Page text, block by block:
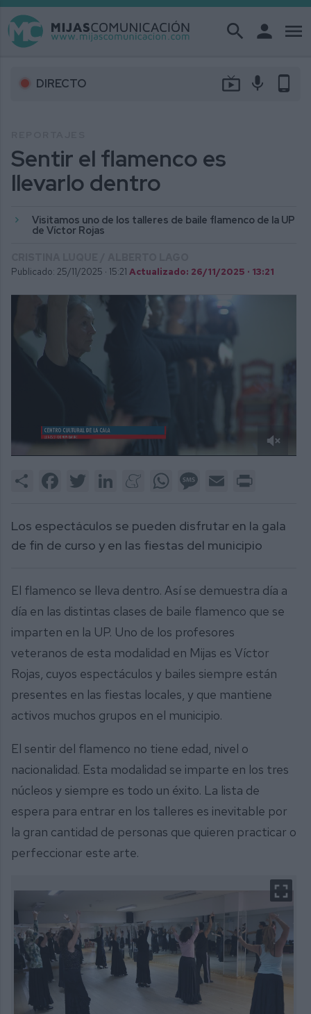
search person menu
DIRECTO live_tv mic phone_android
Sentir el flamenco es
llevarlo dentro
Visitamos uno de los talleres de baile flamenco de la UP
de Víctor Rojas
Publicado: 25/11/2025 · 15:21 Actualizado: 26/11/2025 · 13:21
2
Share FacebookTwitter LinkedInMeneameWhatsAppMessage
Email
Los espectáculos se pueden disfrutar en la gala
de fin de curso y en las fiestas del municipio
El flamenco se lleva dentro. Así se demuestra día a
día en las distintas clases de baile flamenco que se
imparten en la UP. Uno de los profesores
veteranos de esta modalidad en Mijas es Víctor
Rojas, cuyos espectáculos y bailes siempre están
presentes en las fiestas locales, y que mantiene
activos muchos grupos en el municipio.
El sentir del flamenco no tiene edad, nivel o
nacionalidad. Esta modalidad se imparte en los tres
núcleos y siempre es todo un éxito. La lista de
espera para entrar en los talleres es inevitable por
la gran cantidad de personas que quieren practicar o
perfeccionar este arte.